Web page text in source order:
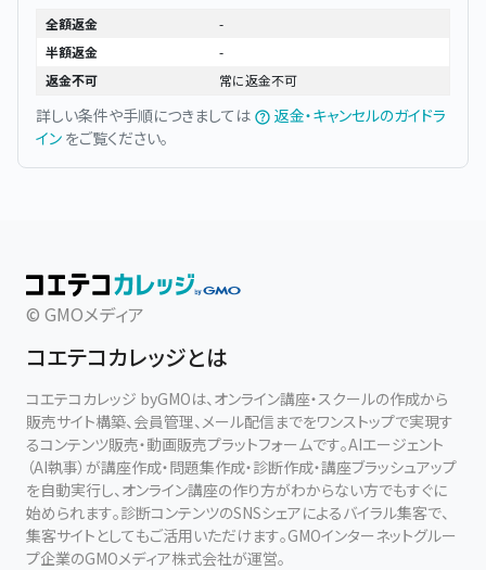
全額返金
-
半額返金
-
返金不可
常に返金不可
詳しい条件や手順につきましては
返金・キャンセルのガイドラ
イン をご覧ください。
© GMOメディア
コエテコカレッジとは
コエテコカレッジ byGMOは、オンライン講座・スクールの作成から
販売サイト構築、会員管理、メール配信までをワンストップで実現す
るコンテンツ販売・動画販売プラットフォームです。AIエージェント
（AI執事）が講座作成・問題集作成・診断作成・講座ブラッシュアップ
を自動実行し、オンライン講座の作り方がわからない方でもすぐに
始められます。診断コンテンツのSNSシェアによるバイラル集客で、
集客サイトとしてもご活用いただけます。GMOインターネットグルー
プ企業のGMOメディア株式会社が運営。